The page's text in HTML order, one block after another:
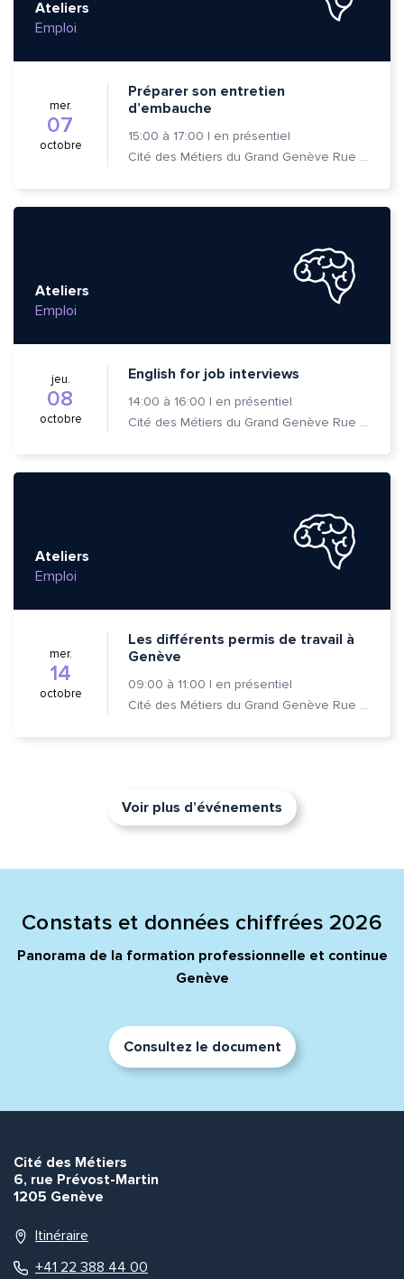
Ateliers
Emploi
mer.
07
octobre
Préparer son entretien
d’embauche
15:00 à 17:00 | en présentiel
Cité des Métiers du Grand Genève Rue Prévost-Martin 6 1205 Genève
Ateliers
Emploi
jeu.
08
octobre
English for job interviews
14:00 à 16:00 | en présentiel
Cité des Métiers du Grand Genève Rue Prévost-Martin 6 1205 Genève
Ateliers
Emploi
mer.
14
octobre
Les différents permis de travail à
Genève
09:00 à 11:00 | en présentiel
Cité des Métiers du Grand Genève Rue Prévost-Martin 6 1205 Genève
Voir plus d’événements
Constats et données chiffrées 2026
Panorama de la formation professionnelle et continue
Genève
Consultez le document
Cité des Métiers
6, rue Prévost-Martin
1205 Genève
Itinéraire
+41 22 388 44 00